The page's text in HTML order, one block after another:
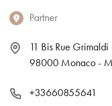
Partner
11 Bis Rue Grimaldi
98000 Monaco -
+33660855641